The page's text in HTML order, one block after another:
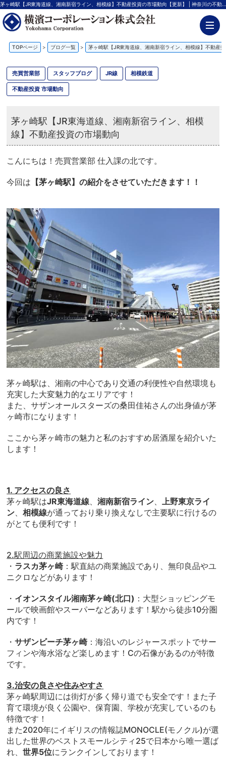
茅ヶ崎駅【JR東海道線、湘南新宿ライン、相模線】不動産投資の市場動向【更新】 | 神奈川の不動産投資、新築アパート経営は横濱コーポレーション
TOPページ > ブログ一覧 > 茅ヶ崎駅【JR東海道線、湘南新宿ライン、相模線】不動産
売買営業部 スタッフブログ JR線 相模鉄道
不動産投資 市場動向
茅ヶ崎駅【JR東海道線、湘南新宿ライン、相模
線】不動産投資の市場動向
こんにちは！売買営業部 仕入課の北です。
今回は 【茅ヶ崎駅】の紹介をさせていただきます！！
茅ヶ崎駅は、湘南の中心であり交通の利便性や自然環境も
充実した大変魅力的なエリアです！
また、サザンオールスターズの桑田佳祐さんの出身値が茅
ヶ崎市になります！
ここから茅ヶ崎市の魅力と私のおすすめ居酒屋を紹介いた
します！
1. アクセスの良さ
茅ヶ崎駅はJR東海道線、湘南新宿ライン、上野東京ライ
ン、相模線が通っており乗り換えなしで主要駅に行けるの
がとても便利です！
2.駅周辺の商業施設や魅力
・ ラスカ茅ヶ崎：駅直結の商業施設であり、無印良品やユ
ニクロなどがあります！
・ イオンスタイル湘南茅ヶ崎(北口) ：大型ショッピングモ
ールで映画館やスーパーなどあります！駅から徒歩10分圏
内です！
・サザンビーチ茅ヶ崎：海沿いのレジャースポットでサー
フィンや海水浴など楽しめます！Cの石像があるのが特徴
です。
3.治安の良さや住みやすさ
茅ヶ崎駅周辺には街灯が多く帰り道でも安全です！また子
育て環境が良く公園や、保育園、学校が充実しているのも
特徴です！
また2020年にイギリスの情報誌MONOCLE(モノクル)が選
出した世界のベストスモールシティ25で日本から唯一選ば
れ、世界5位にランクインしております！